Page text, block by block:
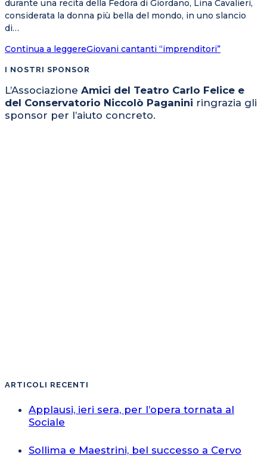
durante una recita della Fedora di Giordano, Lina Cavalieri,
considerata la donna più bella del mondo, in uno slancio
di…
Continua a leggereGiovani cantanti “imprenditori”
I NOSTRI SPONSOR
L’Associazione Amici del Teatro Carlo Felice e
del Conservatorio Niccolò Paganini ringrazia gli
sponsor per l’aiuto concreto.
ARTICOLI RECENTI
Applausi, ieri sera, per l’opera tornata al
Sociale
Sollima e Maestrini, bel successo a Cervo